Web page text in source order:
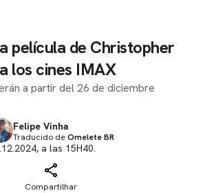
película de Christopher
los cines IMAX
a partir del 26 de diciembre
Felipe Vinha
Traducido deOmelete BR
a las 15H40.
Compartilhar